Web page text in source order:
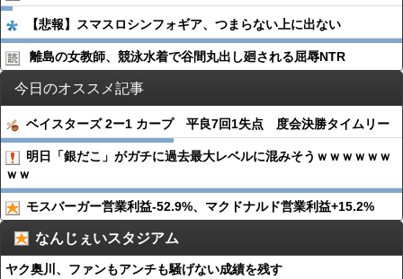
【悲報】スマスロシンフォギア、つまらない上に出ない
離島の女教師、競泳水着で谷間丸出し廻される屈辱NTR
今日のオススメ記事
ベイスターズ 2ー1 カープ 平良7回1失点 度会決勝タイムリー
明日「銀だこ」がガチに過去最大レベルに混みそうｗｗｗｗｗｗ
ｗｗ
モスバーガー営業利益-52.9%、マクドナルド営業利益+15.2%
なんじぇいスタジアム
ヤク奥川、ファンもアンチも騒げない成績を残す